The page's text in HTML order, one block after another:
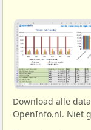
Download alle
OpenInfo.nl. Niet